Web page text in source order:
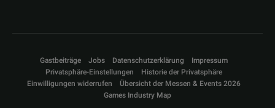
Gastbeiträge Jobs Datenschutzerklärung
Impressum
Privatsphäre-Einstellungen
Historie der Privatsphäre
Einwilligungen widerrufen
Übersicht der Messen & Events 2026
Games Industry Map